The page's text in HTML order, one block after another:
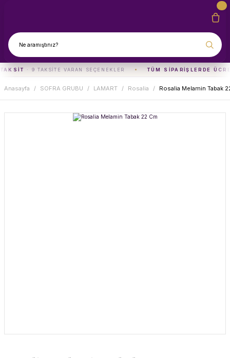
· 9 TAKSITE VARAN SEÇENEKLER TÜM SIPARIŞLERDE
Anasayfa SOFRA GRUBU LAMART Rosalia Rosalia Melamin Tabak